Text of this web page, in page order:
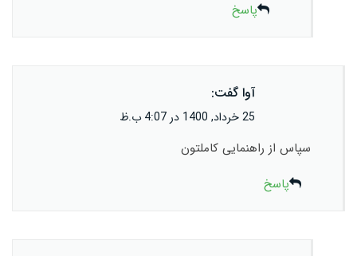
پاسخ
آوا گفت:
25 خرداد, 1400 در 4:07 ب.ظ
سپاس از راهنمایی کاملتون
پاسخ